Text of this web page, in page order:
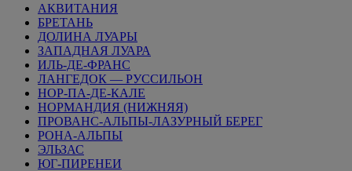
АКВИТАНИЯ
БРЕТАНЬ
ДОЛИНА ЛУАРЫ
ЗАПАДНАЯ ЛУАРА
ИЛЬ-ДЕ-ФРАНС
ЛАНГЕДОК — РУССИЛЬОН
НОР-ПА-ДЕ-КАЛЕ
НОРМАНДИЯ (НИЖНЯЯ)
ПРОВАНС-АЛЬПЫ-ЛАЗУРНЫЙ БЕРЕГ
РОНА-АЛЬПЫ
ЭЛЬЗАС
ЮГ-ПИРЕНЕИ